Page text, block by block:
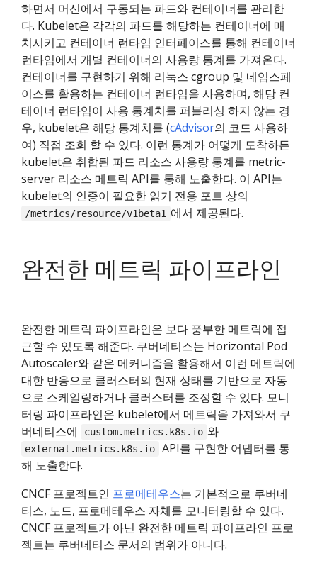
하면서 머신에서 구동되는 파드와 컨테이너를 관리한
다. Kubelet은 각각의 파드를 해당하는 컨테이너에 매
치시키고 컨테이너 런타임 인터페이스를 통해 컨테이너
런타임에서 개별 컨테이너의 사용량 통계를 가져온다.
컨테이너를 구현하기 위해 리눅스 cgroup 및 네임스페
이스를 활용하는 컨테이너 런타임을 사용하며, 해당 컨
테이너 런타임이 사용 통계치를 퍼블리싱 하지 않는 경
우, kubelet은 해당 통계치를 (cAdvisor의 코드 사용하
여) 직접 조회 할 수 있다. 이런 통계가 어떻게 도착하든
kubelet은 취합된 파드 리소스 사용량 통계를 metric-
server 리소스 메트릭 API를 통해 노출한다. 이 API는
kubelet의 인증이 필요한 읽기 전용 포트 상의
/metrics/resource/v1beta1 에서 제공된다.
완전한 메트릭 파이프라인
완전한 메트릭 파이프라인은 보다 풍부한 메트릭에 접
근할 수 있도록 해준다. 쿠버네티스는 Horizontal Pod
Autoscaler와 같은 메커니즘을 활용해서 이런 메트릭에
대한 반응으로 클러스터의 현재 상태를 기반으로 자동
으로 스케일링하거나 클러스터를 조정할 수 있다. 모니
터링 파이프라인은 kubelet에서 메트릭을 가져와서 쿠
버네티스에
custom.metrics.k8s.io 와
external.metrics.k8s.io
API를 구현한 어댑터를 통
해 노출한다.
CNCF 프로젝트인 프로메테우스는 기본적으로 쿠버네
티스, 노드, 프로메테우스 자체를 모니터링할 수 있다.
CNCF 프로젝트가 아닌 완전한 메트릭 파이프라인 프로
젝트는 쿠버네티스 문서의 범위가 아니다.